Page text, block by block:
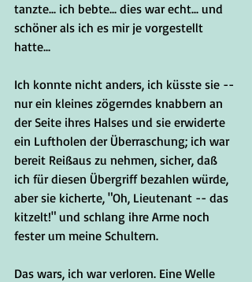
tanzte... ich bebte... dies war echt... und
schöner als ich es mir je vorgestellt
hatte...
Ich konnte nicht anders, ich küsste sie --
nur ein kleines zögerndes knabbern an
der Seite ihres Halses und sie erwiderte
ein Luftholen der Überraschung; ich war
bereit Reißaus zu nehmen, sicher, daß
ich für diesen Übergriff bezahlen würde,
aber sie kicherte, "Oh, Lieutenant -- das
kitzelt!" und schlang ihre Arme noch
fester um meine Schultern.
Das wars, ich war verloren. Eine Welle